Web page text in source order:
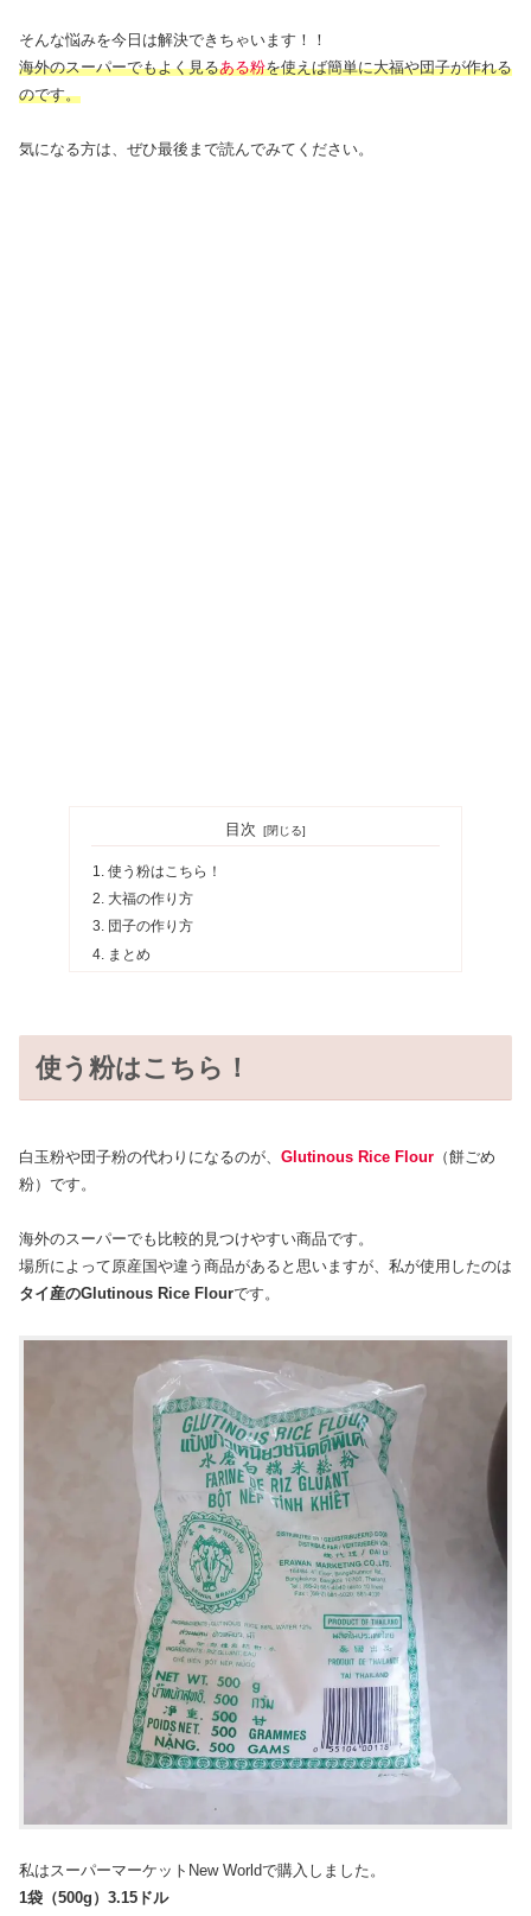
そんな悩みを今日は解決できちゃいます！！
海外のスーパーでもよく見るある粉を使えば簡単に大福や団子が作れる
のです。
気になる方は、ぜひ最後まで読んでみてください。
目次
使う粉はこちら！
大福の作り方
団子の作り方
まとめ
使う粉はこちら！
白玉粉や団子粉の代わりになるのが、 Glutinous Rice Flour （餅ごめ
粉）です。
海外のスーパーでも比較的見つけやすい商品です。
場所によって原産国や違う商品があると思いますが、私が使用したのは
タイ産のGlutinous Rice Flourです。
私はスーパーマーケットNew Worldで購入しました。
1袋（500g）3.15ドル